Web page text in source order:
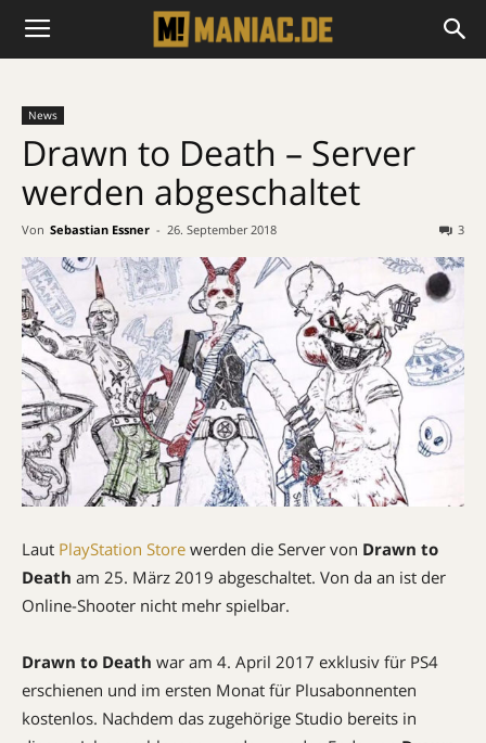
News
Drawn to Death – Server
werden abgeschaltet
Von Sebastian Essner - 26. September 2018 3
Laut PlayStation Store werden die Server von Drawn to
Death am 25. März 2019 abgeschaltet. Von da an ist der
Online-Shooter nicht mehr spielbar.
Drawn to Death war am 4. April 2017 exklusiv für PS4
erschienen und im ersten Monat für Plusabonnenten
kostenlos. Nachdem das zugehörige Studio bereits in